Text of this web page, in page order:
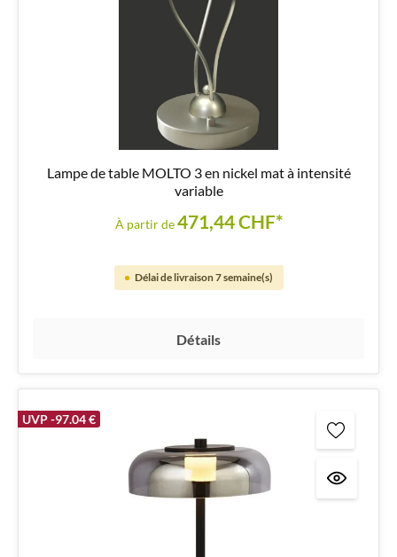
Lampe de table MOLTO 3 en nickel mat à intensité
variable
À partir de471,44 CHF*
Délai de livraison 7 semaine(s)
Détails
UVP -97.04 €